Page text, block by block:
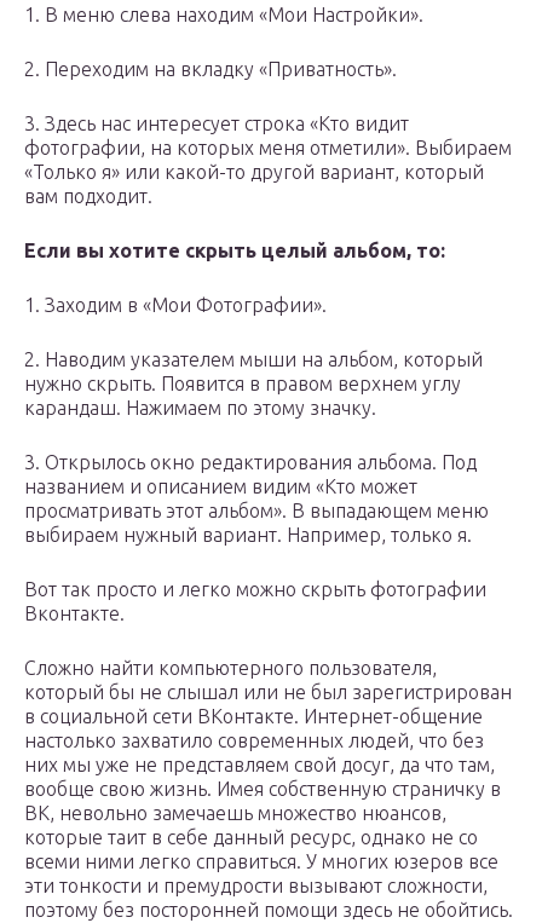
1. В меню слева находим «Мои Настройки».
2. Переходим на вкладку «Приватность».
3. Здесь нас интересует строка «Кто видит
фотографии, на которых меня отметили». Выбираем
«Только я» или какой-то другой вариант, который
вам подходит.
Если вы хотите скрыть целый альбом, то:
1. Заходим в «Мои Фотографии».
2. Наводим указателем мыши на альбом, который
нужно скрыть. Появится в правом верхнем углу
карандаш. Нажимаем по этому значку.
3. Открылось окно редактирования альбома. Под
названием и описанием видим «Кто может
просматривать этот альбом». В выпадающем меню
выбираем нужный вариант. Например, только я.
Вот так просто и легко можно скрыть фотографии
Вконтакте.
Сложно найти компьютерного пользователя,
который бы не слышал или не был зарегистрирован
в социальной сети ВКонтакте. Интернет-общение
настолько захватило современных людей, что без
них мы уже не представляем свой досуг, да что там,
вообще свою жизнь. Имея собственную страничку в
ВК, невольно замечаешь множество нюансов,
которые таит в себе данный ресурс, однако не со
всеми ними легко справиться. У многих юзеров все
эти тонкости и премудрости вызывают сложности,
поэтому без посторонней помощи здесь не обойтись.